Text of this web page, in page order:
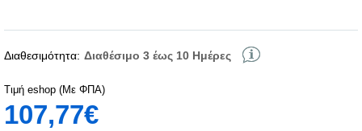
Διαθεσιμότητα: Διαθέσιμο 3 έως 10 Ημέρες
Τιμή eshop (Με ΦΠΑ)
107,77€